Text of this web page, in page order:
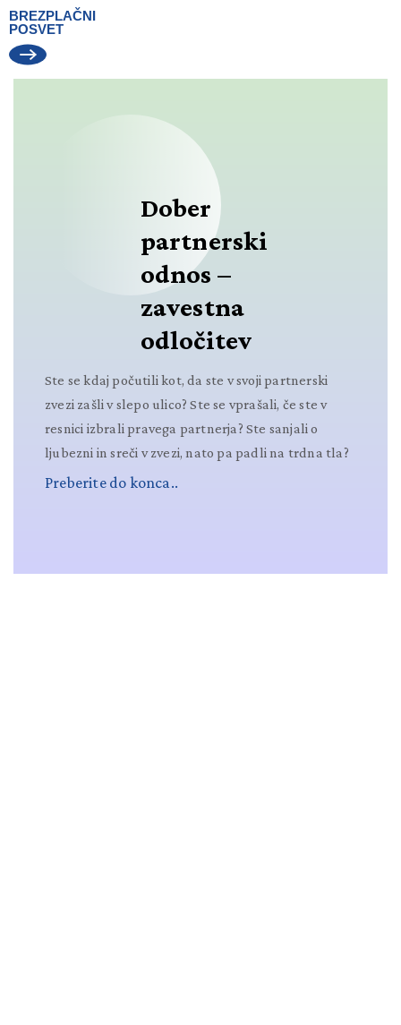
BREZPLAČNI
POSVET
Dober
partnerski
odnos –
zavestna
odločitev
Ste se kdaj počutili kot, da ste v svoji partnerski
zvezi zašli v slepo ulico? Ste se vprašali, če ste v
resnici izbrali pravega partnerja? Ste sanjali o
ljubezni in sreči v zvezi, nato pa padli na trdna tla?
Preberite do konca..